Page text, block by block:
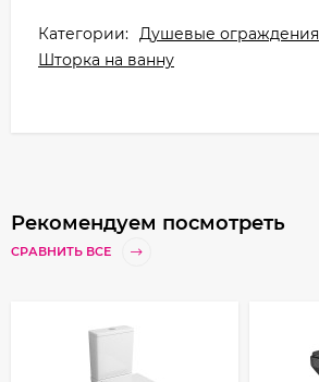
Категории: Душевые ограждения
Шторка на ванну
Рекомендуем посмотреть
СРАВНИТЬ ВСЕ